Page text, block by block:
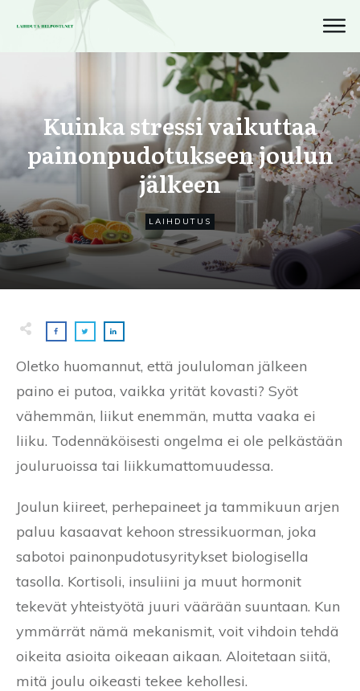
Kuinka stressi vaikuttaa
painonpudotukseen joulun
jälkeen
LAIHDUTUS
Oletko huomannut, että joululoman jälkeen
paino ei putoa, vaikka yrität kovasti? Syöt
vähemmän, liikut enemmän, mutta vaaka ei
liiku. Todennäköisesti ongelma ei ole pelkästään
jouluruoissa tai liikkumattomuudessa.
Joulun kiireet, perhepaineet ja tammikuun arjen
paluu kasaavat kehoon stressikuorman, joka
sabotoi painonpudotusyritykset biologisella
tasolla. Kortisoli, insuliini ja muut hormonit
tekevät yhteistyötä juuri väärään suuntaan. Kun
ymmärrät nämä mekanismit, voit vihdoin tehdä
oikeita asioita oikeaan aikaan. Aloitetaan siitä,
mitä joulu oikeasti tekee kehollesi.